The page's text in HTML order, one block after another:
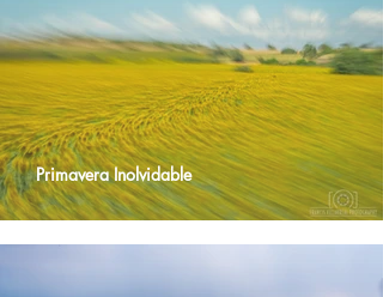
Primavera Inolvidable